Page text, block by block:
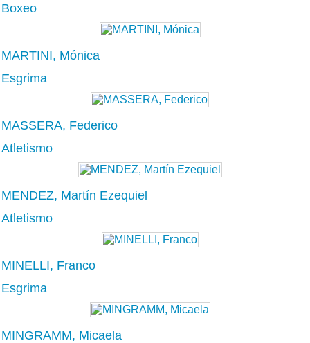
Boxeo
MARTINI, Mónica
Esgrima
MASSERA, Federico
Atletismo
MENDEZ, Martín Ezequiel
Atletismo
MINELLI, Franco
Esgrima
MINGRAMM, Micaela